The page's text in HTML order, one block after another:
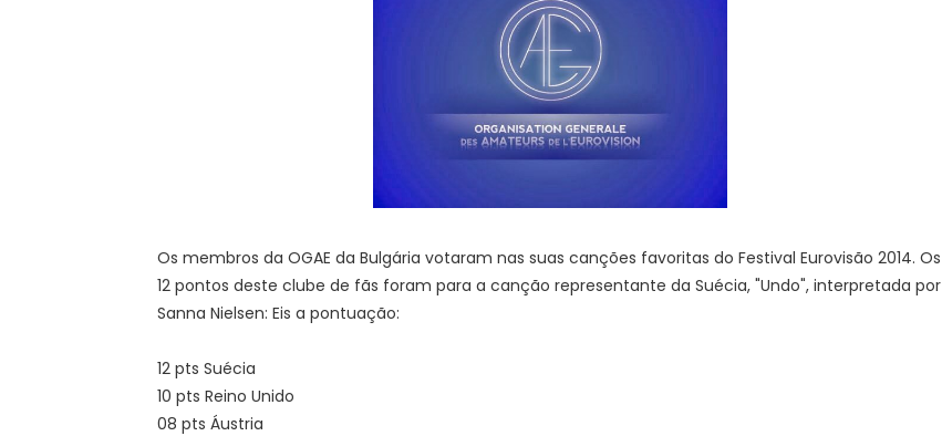
Os membros da OGAE da Bulgária votaram nas suas canções favoritas do Festival Eurovisão 2014. Os
12 pontos deste clube de fãs foram para a canção representante da Suécia, "Undo", interpretada por
Sanna Nielsen: Eis a pontuação:
12 pts Suécia
10 pts Reino Unido
08 pts Áustria